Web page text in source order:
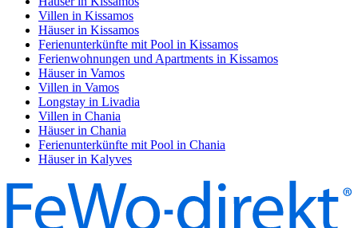
Villen in Kissamos
Häuser in Kissamos
Ferienunterkünfte mit Pool in Kissamos
Ferienwohnungen und Apartments in Kissamos
Häuser in Vamos
Villen in Vamos
Longstay in Livadia
Villen in Chania
Häuser in Chania
Ferienunterkünfte mit Pool in Chania
Häuser in Kalyves